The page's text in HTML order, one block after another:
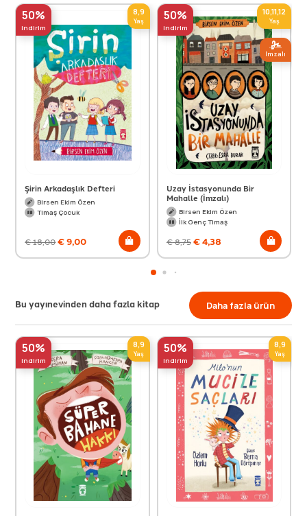
50%
indirim
8,9
Yaş
Şirin Arkadaşlık Defteri
Birsen Ekim Özen
Timaş Çocuk
€18,00€9,00
50%
indirim
10,11,12
Yaş
Imzalı
Uzay İstasyonunda Bir
Mahalle (İmzalı)
Birsen Ekim Özen
İlk Genç Timaş
€8,75€4,38
Bu yayınevinden daha fazla kitap Daha fazla ürün
50%
indirim
8,9
Yaş 50%
indirim
8,9
Yaş